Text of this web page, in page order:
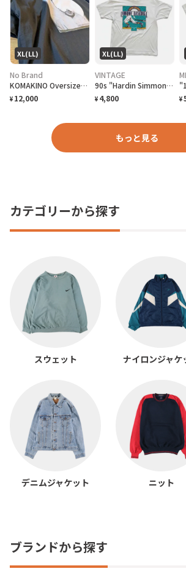
XL(LL)
No Brand
KOMAKINO Oversized T-Shirt
¥ 12,000
XL(LL)
VINTAGE
90s "Hardin Simmons University Cowboy Baseball" T-Shirt ハーディン シモンズ大学 カウボーイズベースボール Tシャツ [XL]
¥ 4,800 ¥
もっと見る
カテゴリーから探す
スウェット ナイロンジャケ
デニムジャケット ニット
ブランドから探す